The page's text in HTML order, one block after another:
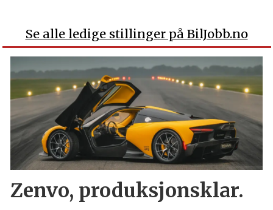
Se alle ledige stillinger på BilJobb.no
Zenvo, produksjonsklar.